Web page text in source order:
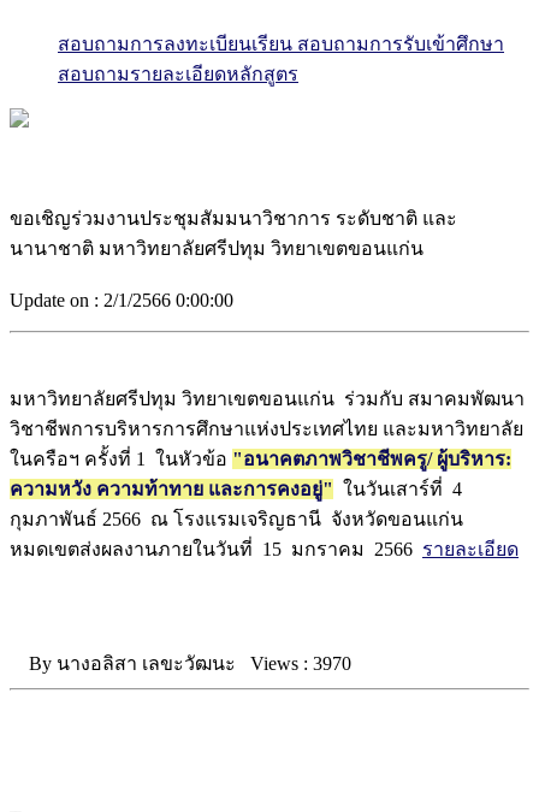
สอบถามการลงทะเบียนเรียน สอบถามการรับเข้าศึกษา
สอบถามรายละเอียดหลักสูตร
ขอเชิญร่วมงานประชุมสัมมนาวิชาการ ระดับชาติ และ
นานาชาติ มหาวิทยาลัยศรีปทุม วิทยาเขตขอนแก่น
Update on : 2/1/2566 0:00:00
มหาวิทยาลัยศรีปทุม วิทยาเขตขอนแก่น ร่วมกับ สมาคมพัฒนา
วิชาชีพการบริหารการศึกษาแห่งประเทศไทย และมหาวิทยาลัย
ในครือฯ ครั้งที่ 1 ในหัวข้อ "อนาคตภาพวิชาชีพครู/ ผู้บริหาร:
ความหวัง ความท้าทาย และการคงอยู่" ในวันเสาร์ที่ 4
กุมภาพันธ์ 2566 ณ โรงแรมเจริญธานี จังหวัดขอนแก่น
หมดเขตส่งผลงานภายในวันที่ 15 มกราคม 2566 รายละเอียด
By นางอลิสา เลขะวัฒนะ Views : 3970